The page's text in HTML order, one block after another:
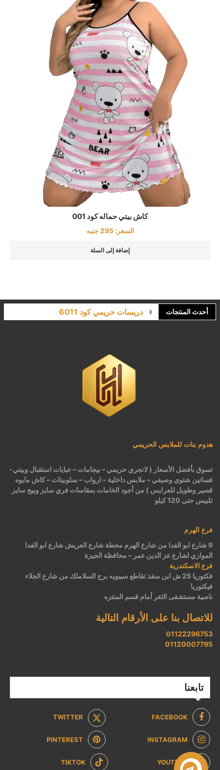
كاش بيتي حماله كود 001
السعر:295 جنيه
إضافة إلى السلة
أحدث المنتجات
دريسات حريمي كود 6011
هدوم بنات للملابس الحريمي
تسوق بأفضل الأسعار ( لانجري حريمي – بيجامات – عبايات استقبال وبيتي-
فساتين شتوي وصيفي – ملابس داخلية – ارواب – سلوبيتات – كاش مايوه
قصير وطويل للعرايس ) من أجود الخامات بمقاسات فري سايز وبيج سايز
تلبيس حتى 120 كيلو
فرع الهرم
9 شارع ابو الفدا من شارع الهرم محطة شارع العريش شارع ابو الفدا
الموازي لشارع عز الدين عمر – محافظة الجيزة
فرع الاسكندرية
فكتوريا 25 ش ابن منقذ تقاطع سيبويه برج السلاملك من شارع الجلاء
فيكتوريا
ناصية مستشفى الثغر أمام قسم المنتزه
للاتصال بنا على الأرقام التالية
01122296753
01120007795
تابعنا
FACEBOOK
TWITTER
INSTAGRAM
PINTEREST
YOUTUBE
TIKTOK